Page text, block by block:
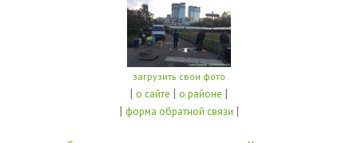
загрузить свои фото
| о сайте | о районе |
| форма обратной связи |